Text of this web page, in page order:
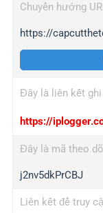
Chuyển hướng
https://
Đây là liên kết
https://
Đây là mã theo
j2nv5dkPrCBJ
Liên kết để truy